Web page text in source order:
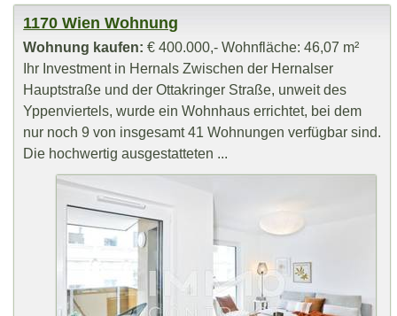
1170 Wien Wohnung
Wohnung kaufen: € 400.000,- Wohnfläche: 46,07 m²
Ihr Investment in Hernals Zwischen der Hernalser
Hauptstraße und der Ottakringer Straße, unweit des
Yppenviertels, wurde ein Wohnhaus errichtet, bei dem
nur noch 9 von insgesamt 41 Wohnungen verfügbar sind.
Die hochwertig ausgestatteten ...